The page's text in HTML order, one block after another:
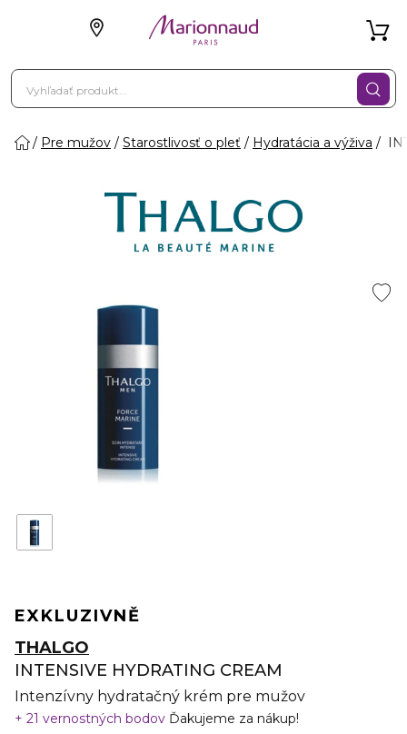
Pre mužov Starostlivosť o pleť Hydratácia a výživa
EXKLUZIVNĚ
THALGO
INTENSIVE HYDRATING CREAM
Intenzívny hydratačný krém pre mužov
21 vernostných bodov Ďakujeme za nákup!